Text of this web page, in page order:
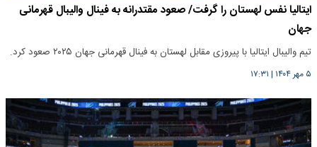
ایتالیا نفس لهستان را گرفت/ صعود مقتدرانه به فینال والیبال قهرمانی
جهان
تیم والیبال ایتالیا با پیروزی مقابل لهستان به فینال قهرمانی جهان ۲۰۲۵ صعود کرد.
۵ مهر ۱۴۰۴ | ۱۷:۳۱